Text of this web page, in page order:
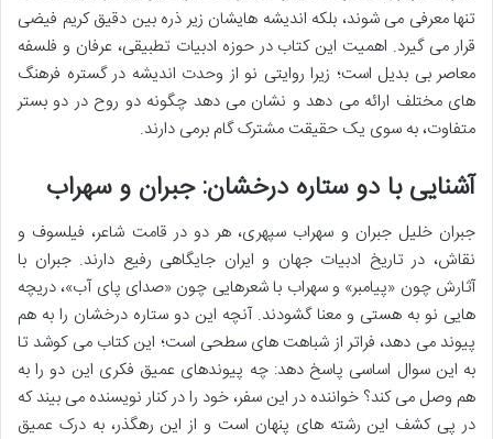
تنها معرفی می شوند، بلکه اندیشه هایشان زیر ذره بین دقیق کریم فیضی
قرار می گیرد. اهمیت این کتاب در حوزه ادبیات تطبیقی، عرفان و فلسفه
معاصر بی بدیل است؛ زیرا روایتی نو از وحدت اندیشه در گستره فرهنگ
های مختلف ارائه می دهد و نشان می دهد چگونه دو روح در دو بستر
متفاوت، به سوی یک حقیقت مشترک گام برمی دارند.
آشنایی با دو ستاره درخشان: جبران و سهراب
جبران خلیل جبران و سهراب سپهری، هر دو در قامت شاعر، فیلسوف و
نقاش، در تاریخ ادبیات جهان و ایران جایگاهی رفیع دارند. جبران با
آثارش چون «پیامبر» و سهراب با شعرهایی چون «صدای پای آب»، دریچه
هایی نو به هستی و معنا گشودند. آنچه این دو ستاره درخشان را به هم
پیوند می دهد، فراتر از شباهت های سطحی است؛ این کتاب می کوشد تا
به این سوال اساسی پاسخ دهد: چه پیوندهای عمیق فکری این دو را به
هم وصل می کند؟ خواننده در این سفر، خود را در کنار نویسنده می بیند که
در پی کشف این رشته های پنهان است و از این رهگذر، به درک عمیق